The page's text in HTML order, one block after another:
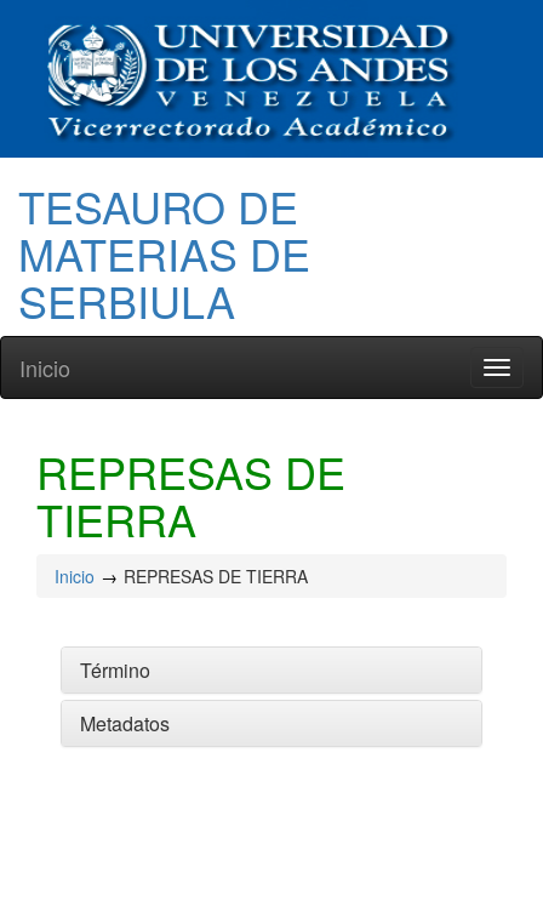
TESAURO DE
MATERIAS DE
SERBIULA
Inicio
REPRESAS DE
TIERRA
Inicio REPRESAS DE TIERRA
Término
Metadatos